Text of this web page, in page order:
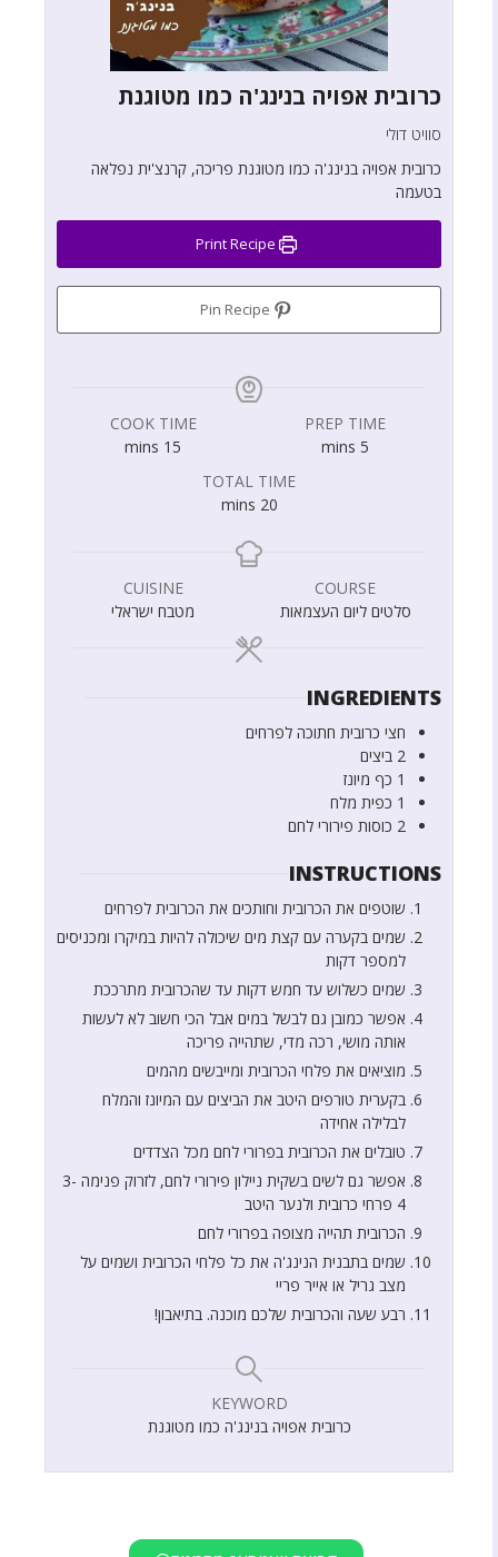
כרובית אפויה בנינג'ה כמו מטוגנת
סוויט דולי
כרובית אפויה בנינג'ה כמו מטוגנת פריכה, קרנצ'ית נפלאה
בטעמה
PREP TIME
5
mins
COOK TIME
15
mins
TOTAL TIME
20
mins
COURSE
סלטים ליום העצמאות
CUISINE
מטבח ישראלי
INGREDIENTS
חצי כרובית חתוכה לפרחים
2 ביצים
1 כף מיונז
1 כפית מלח
2 כוסות פירורי לחם
INSTRUCTIONS
שוטפים את הכרובית וחותכים את הכרובית לפרחים
שמים בקערה עם קצת מים שיכולה להיות במיקרו ומכניסים
למספר דקות
שמים כשלוש עד חמש דקות עד שהכרובית מתרככת
אפשר כמובן גם לבשל במים אבל הכי חשוב לא לעשות
אותה מושי, רכה מדי, שתהייה פריכה
מוציאים את פלחי הכרובית ומייבשים מהמים
בקערית טורפים היטב את הביצים עם המיונז והמלח
לבלילה אחידה
טובלים את הכרובית בפרורי לחם מכל הצדדים
אפשר גם לשים בשקית ניילון פירורי לחם, לזרוק פנימה 3-
4 פרחי כרובית ולנער היטב
הכרובית תהייה מצופה בפרורי לחם
שמים בתבנית הנינג'ה את כל פלחי הכרובית ושמים על
מצב גריל או אייר פריי
רבע שעה והכרובית שלכם מוכנה. בתיאבון!
KEYWORD
כרובית אפויה בנינג'ה כמו מטוגנת